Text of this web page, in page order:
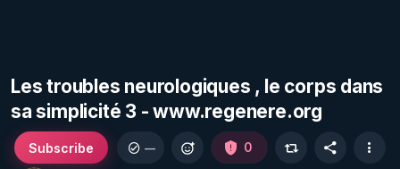
Les troubles neurologiques , le corps dans
sa simplicité 3 - www.regenere.org
Subscribe — 0